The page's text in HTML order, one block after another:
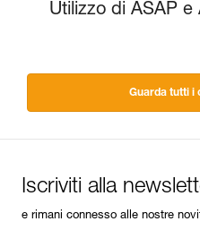
Utilizzo di ASAP
Guarda tutti i
Iscriviti alla
e rimani connesso alle nostre